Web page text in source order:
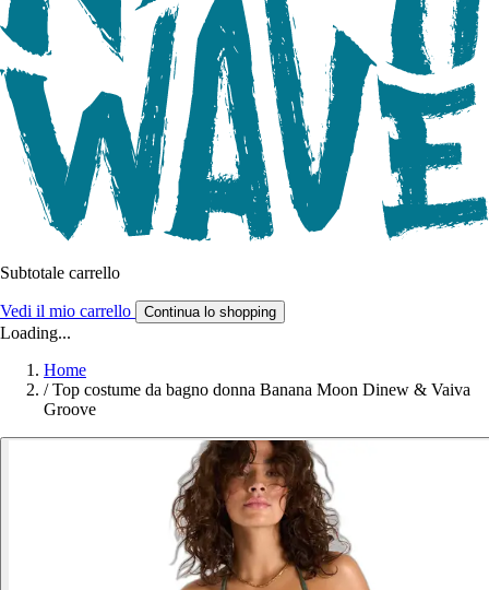
Subtotale carrello
Vedi il mio carrello Continua lo shopping
Loading...
Home
/ Top costume da bagno donna Banana Moon Dinew & Vaiva
Groove